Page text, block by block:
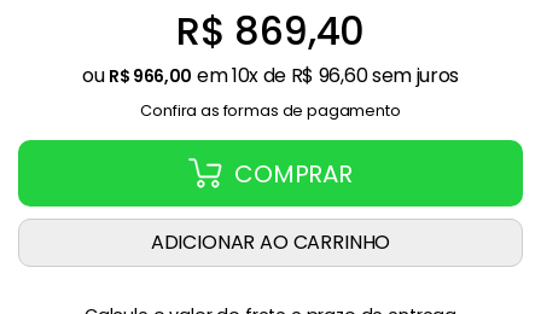
R$ 869,40
ou R$ 966,00 em10x de R$ 96,60sem juros
Confira as formas de pagamento
COMPRAR
ADICIONAR AO CARRINHO